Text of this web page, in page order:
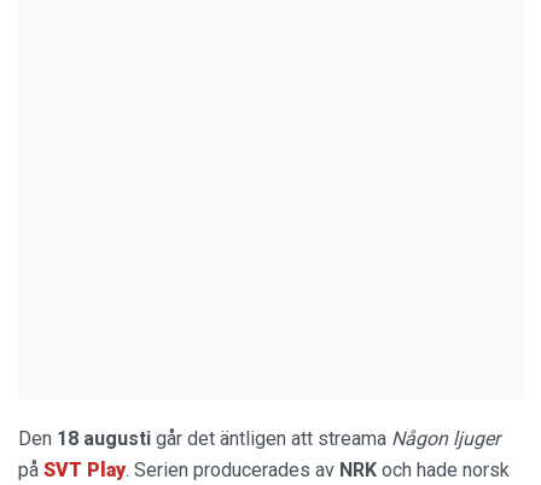
Den 18 augusti går det äntligen att streama Någon ljuger
på SVT Play. Serien producerades av NRK och hade norsk